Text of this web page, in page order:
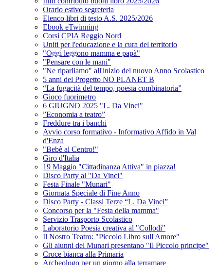
Orario estivo segreteria
Elenco libri di testo A.S. 2025/2026
Ebook eTwinning
Corsi CPIA Reggio Nord
Uniti per l'educazione e la cura del territorio
"Oggi leggono mamma e papà"
"Pensare con le mani"
"Ne riparliamo" all'inizio del nuovo Anno Scolastico
5 anni del Progetto NO PLANET B
“La fugacità del tempo, poesia combinatoria”
Gioco fuorimetro
6 GIUGNO 2025 "L. Da Vinci"
”Economia a teatro”
Freddure tra i banchi
Avvio corso formativo - Informativo Affido in Val
d'Enza
"Bebè al Centro!"
Giro d'Italia
19 Maggio "Cittadinanza Attiva" in piazza!
Disco Party al "Da Vinci"
Festa Finale "Munari"
Giornata Speciale di Fine Anno
Disco Party - Classi Terze “L. Da Vinci”
Concorso per la "Festa della mamma"
Servizio Trasporto Scolastico
Laboratorio Poesia creativa al "Collodi"
Il Nostro Teatro: "Piccolo Libro sull'Amore"
Gli alunni del Munari presentano "Il Piccolo principe"
Croce bianca alla Primaria
Archeologo per un giorno alla terramare